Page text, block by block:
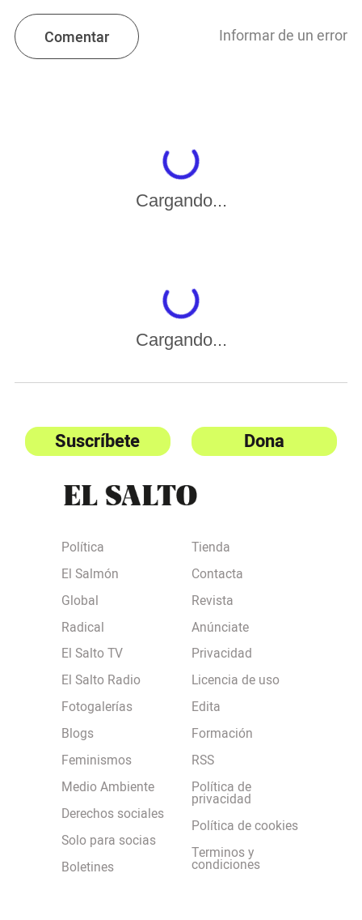
Comentar Informar de un error
Cargando...
Cargando...
Suscríbete Dona
Política
El Salmón
Global
Radical
El Salto TV
El Salto Radio
Fotogalerías
Blogs
Feminismos
Medio Ambiente
Derechos sociales
Solo para socias
Boletines
Tienda
Contacta
Revista
Anúnciate
Privacidad
Licencia de uso
Edita
Formación
RSS
Política de
privacidad
Política de cookies
Terminos y
condiciones